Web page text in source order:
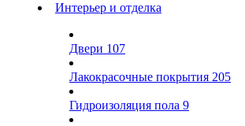
Интерьер и отделка
Двери 107
Лакокрасочные покрытия 205
Гидроизоляция пола 9